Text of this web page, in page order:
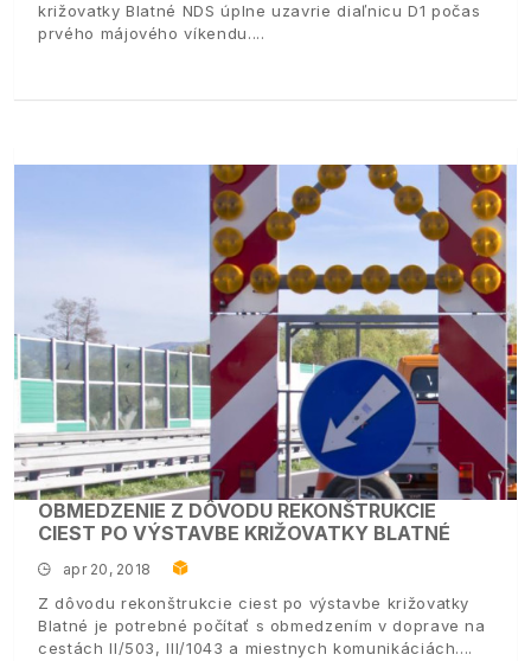
križovatky Blatné NDS úplne uzavrie diaľnicu D1 počas
prvého májového víkendu.
OBMEDZENIE Z DÔVODU REKONŠTRUKCIE
CIEST PO VÝSTAVBE KRIŽOVATKY BLATNÉ
apr 20, 2018
Z dôvodu rekonštrukcie ciest po výstavbe križovatky
Blatné je potrebné počítať s obmedzením v doprave na
cestách II/503, III/1043 a miestnych komunikáciách.